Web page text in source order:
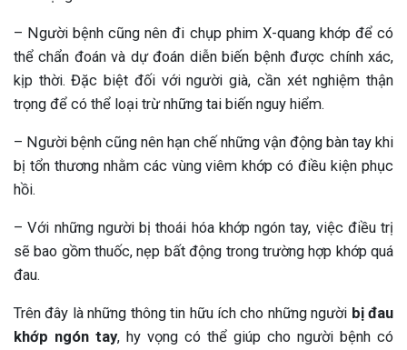
– Người bệnh cũng nên đi chụp phim X-quang khớp để có
thể chẩn đoán và dự đoán diễn biến bệnh được chính xác,
kịp thời. Đặc biệt đối với người già, cần xét nghiệm thận
trọng để có thể loại trừ những tai biến nguy hiểm.
– Người bệnh cũng nên hạn chế những vận động bàn tay khi
bị tổn thương nhằm các vùng viêm khớp có điều kiện phục
hồi.
– Với những người bị thoái hóa khớp ngón tay, việc điều trị
sẽ bao gồm thuốc, nẹp bất động trong trường hợp khớp quá
đau.
Trên đây là những thông tin hữu ích cho những người bị đau
khớp ngón tay, hy vọng có thể giúp cho người bệnh có